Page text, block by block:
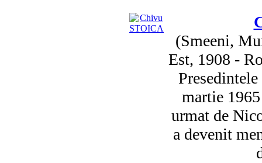
(Smeeni,
Est, 1908 -
martie
urmat de
a devenit